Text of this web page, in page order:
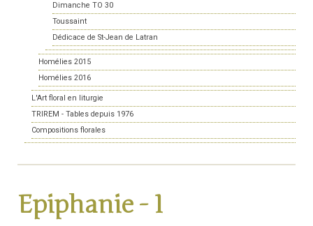
Dimanche TO 30
Toussaint
Dédicace de St-Jean de Latran
Homélies 2015
Homélies 2016
L'Art floral en liturgie
TRIREM - Tables depuis 1976
Compositions florales
Epiphanie - 1